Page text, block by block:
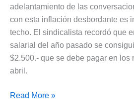
adelantamiento de las
con esta inflación desbordante es
techo. El sindicalista recordó que
salarial del año pasado se
$2.500.- que se debe pagar en los
abril.
Camioneros
Read More »